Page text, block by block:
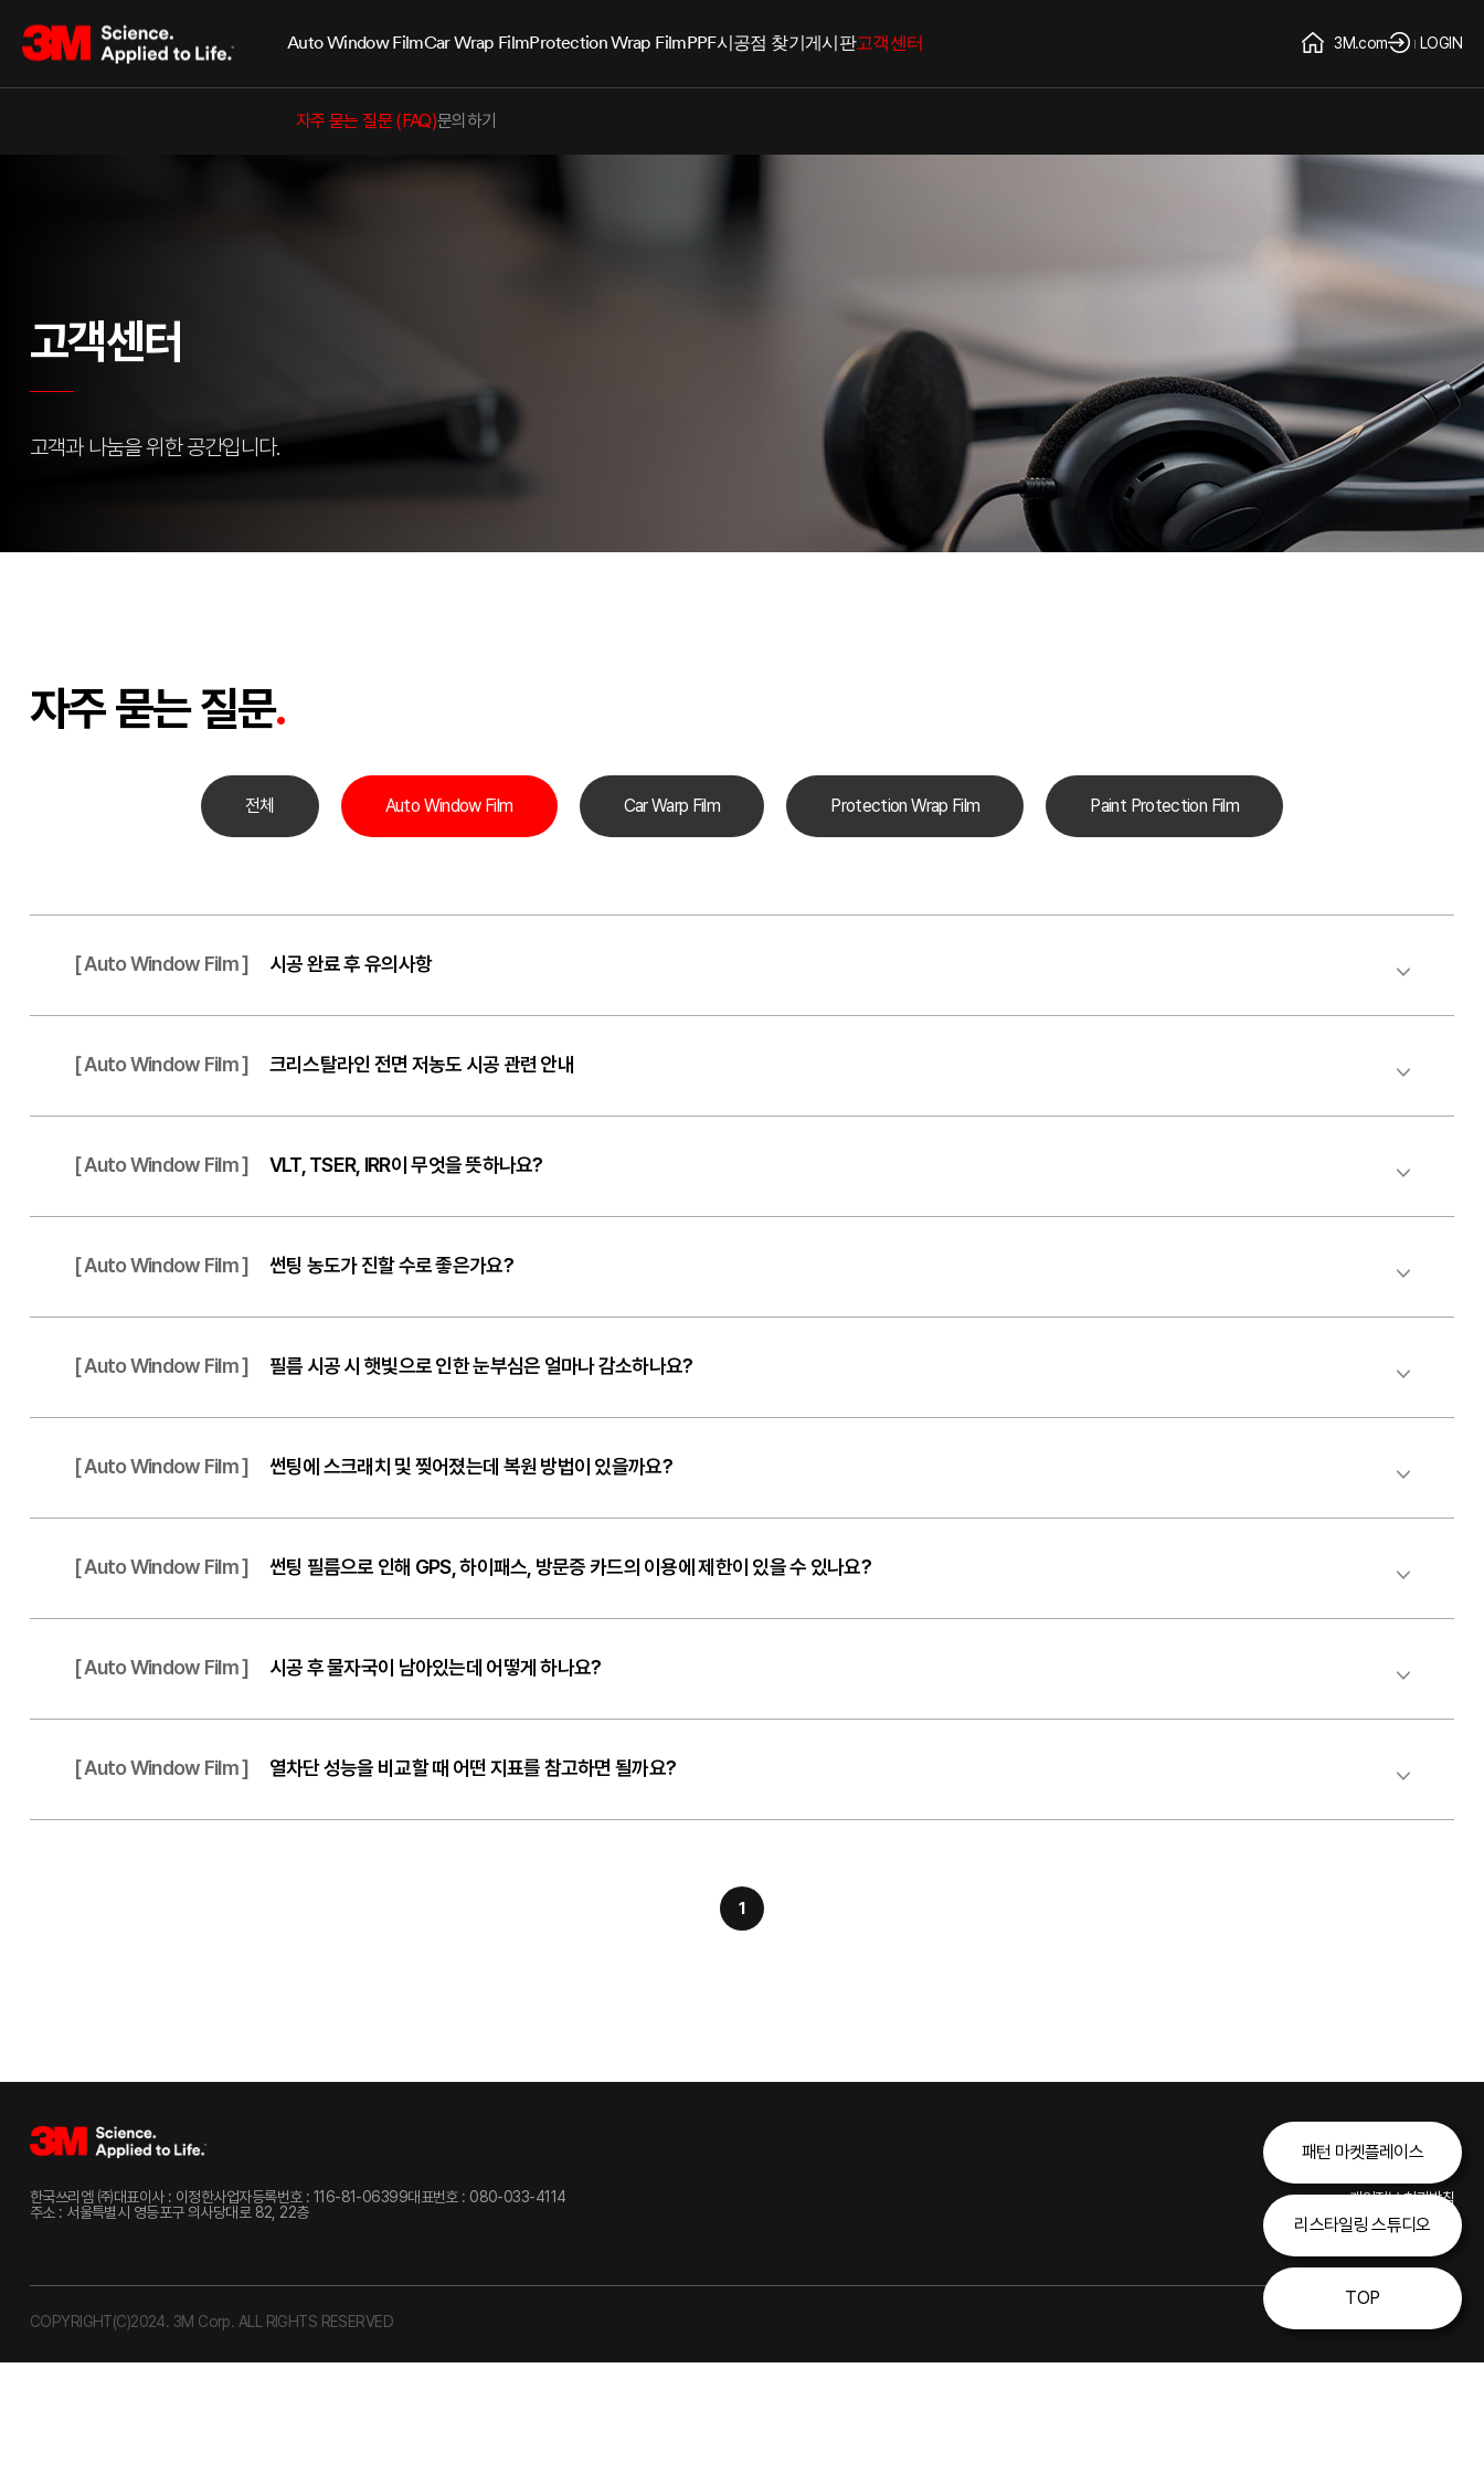
Auto Window FilmCar Wrap FilmProtection Wrap Film PPF시공점 찾기 게시판고객센터
자주 묻는 질문 (FAQ)문의하기
3M.com LOGIN
패턴 마켓플레이스
리스타일링 스튜디오
TOP
고객센터
고객과 나눔을 위한 공간입니다.
자주 묻는 질문.
전체 Auto Window Film Car Warp Film Protection Wrap Film Paint Protection Film
[ Auto Window Film ] 시공 완료 후 유의사항
[ Auto Window Film ] 크리스탈라인 전면 저농도 시공 관련 안내
[ Auto Window Film ] VLT, TSER, IRR이 무엇을 뜻하나요?
[ Auto Window Film ] 썬팅 농도가 진할 수로 좋은가요?
[ Auto Window Film ] 필름 시공 시 햇빛으로 인한 눈부심은 얼마나 감소하나요?
[ Auto Window Film ] 썬팅에 스크래치 및 찢어졌는데 복원 방법이 있을까요?
[ Auto Window Film ] 썬팅 필름으로 인해 GPS, 하이패스, 방문증 카드의 이용에 제한이 있을 수 있나요?
[ Auto Window Film ] 시공 후 물자국이 남아있는데 어떻게 하나요?
[ Auto Window Film ] 열차단 성능을 비교할 때 어떤 지표를 참고하면 될까요?
1
한국쓰리엠 ㈜대표이사 : 이정한사업자등록번호 : 116-81-06399대표번호 : 080-033-4114
주소 : 서울특별시 영등포구 의사당대로 82, 22층
개인정보 처리방침
이용약관
COPYRIGHT(C)2024. 3M Corp. ALL RIGHTS RESERVED